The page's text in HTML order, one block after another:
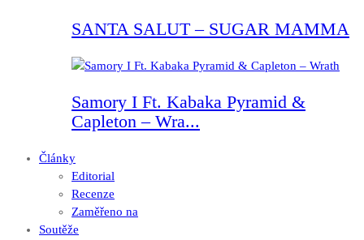
SANTA SALUT – SUGAR MAMMA
Samory I Ft. Kabaka Pyramid &
Capleton – Wra...
Články
Editorial
Recenze
Zaměřeno na
Soutěže